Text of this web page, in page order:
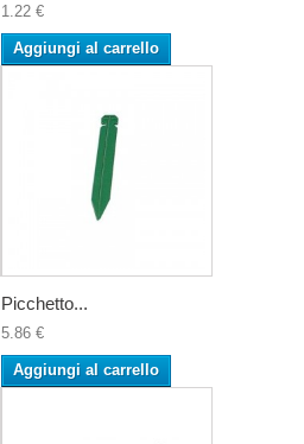
1.22 €
Aggiungi al carrello
Picchetto...
5.86 €
Aggiungi al carrello